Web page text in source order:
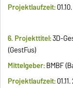
Projektlaufzeit:
6. Projekttitel:3D-
(GestFus)
Mittelgeber:BMBF
Projektlaufzeit: